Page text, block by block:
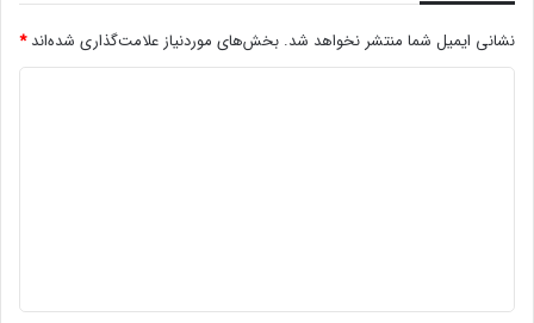
نشانی ایمیل شما منتشر نخواهد شد. بخش‌های موردنیاز علامت‌گذاری شده‌اند*